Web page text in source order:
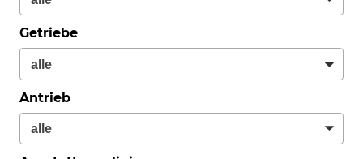
Getriebe
Antrieb